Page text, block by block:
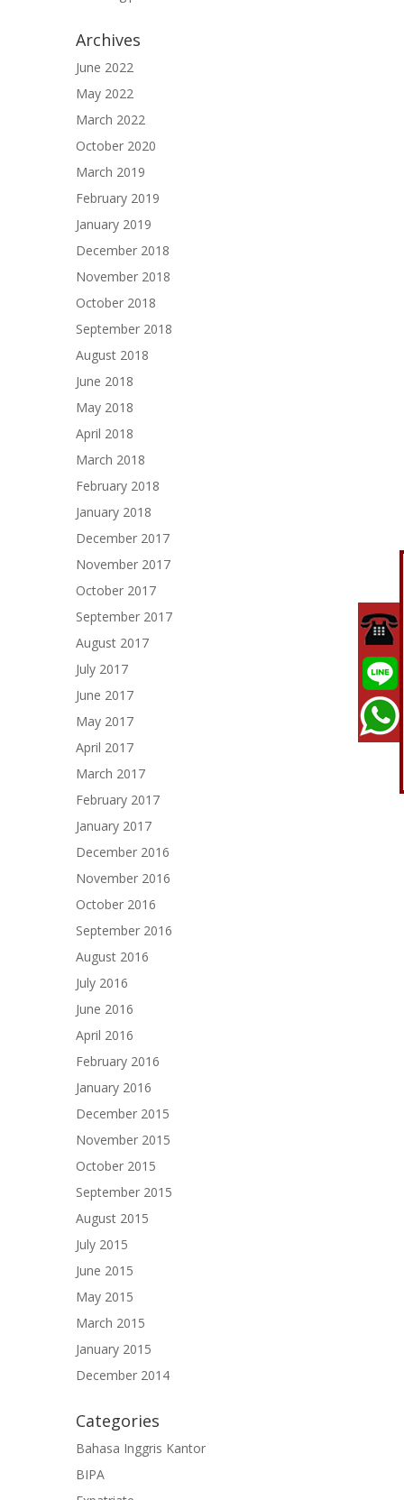
Archives
June 2022
May 2022
March 2022
October 2020
March 2019
February 2019
January 2019
December 2018
November 2018
October 2018
September 2018
August 2018
June 2018
May 2018
April 2018
March 2018
February 2018
January 2018
December 2017
November 2017
October 2017
September 2017
August 2017
July 2017
June 2017
May 2017
April 2017
March 2017
February 2017
January 2017
December 2016
November 2016
October 2016
September 2016
August 2016
July 2016
June 2016
April 2016
February 2016
January 2016
December 2015
November 2015
October 2015
September 2015
August 2015
July 2015
June 2015
May 2015
March 2015
January 2015
December 2014
Categories
Bahasa Inggris Kantor
BIPA